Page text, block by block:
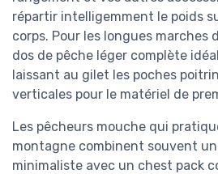
répartir intelligemment le poids
corps. Pour les longues marches
dos de pêche léger complète
laissant au gilet les poches
verticales pour le matériel de
Les pêcheurs mouche qui
montagne combinent souvent
minimaliste avec un chest pack